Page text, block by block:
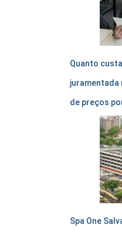
Quanto
juramentada
de preços
Spa One